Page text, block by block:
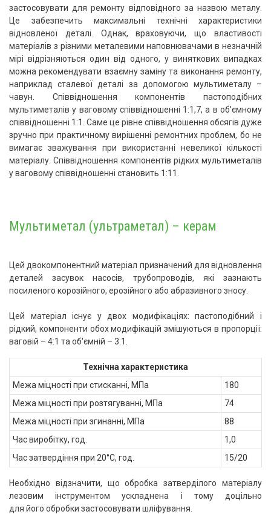
застосовувати для ремонту відповідного за назвою металу.
Це забезпечить максимальні технічні характеристики
відновленої деталі. Однак, враховуючи, що властивості
матеріалів з різними металевими наповнювачами в незначній
мірі відрізняються один від одного, у виняткових випадках
можна рекомендувати взаємну заміну та виконання ремонту,
наприклад сталевої деталі за допомогою мультиметалу –
чавун. Співвідношення компонентів пастоподібних
мультиметалів у ваговому співвідношенні 1:1,7, а в об'ємному
співвідношенні 1:1. Саме це рівне співвідношення обсягів дуже
зручно при практичному вирішенні ремонтних проблем, бо не
вимагає зважування при використанні невеликої кількості
матеріалу. Співвідношення компонентів рідких мультиметалів
у ваговому співвідношенні становить 1:11.
Мультиметал (ультраметал) – керам
Цей двокомпонентний матеріал призначений для відновлення
деталей засувок насосів, трубопроводів, які зазнають
посиленого корозійного, ерозійного або абразивного зносу.
Цей матеріал існує у двох модифікаціях: пастоподібний і
рідкий, компоненти обох модифікацій змішуються в пропорції:
ваговій – 4:1 та об'ємній – 3:1.
Технічна характеристика
Межа міцності при стисканні, МПа
180
Межа міцності при розтягуванні, МПа
74
Межа міцності при згинанні, МПа
88
Час виробітку, год.
1,0
Час затвердіння при 20°С, год.
15/20
Необхідно відзначити, що обробка затверділого матеріалу
лезовим інструментом ускладнена і тому доцільно
для його обробки застосовувати шліфування.